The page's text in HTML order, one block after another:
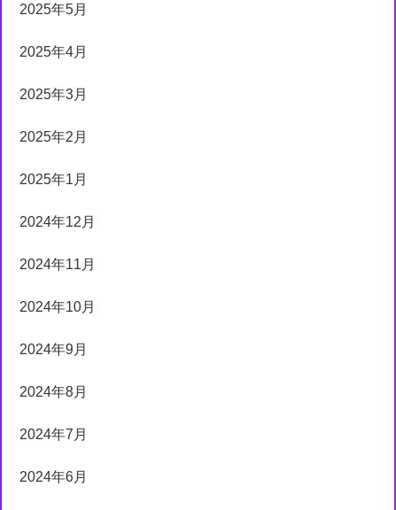
2025年5月
2025年4月
2025年3月
2025年2月
2025年1月
2024年12月
2024年11月
2024年10月
2024年9月
2024年8月
2024年7月
2024年6月